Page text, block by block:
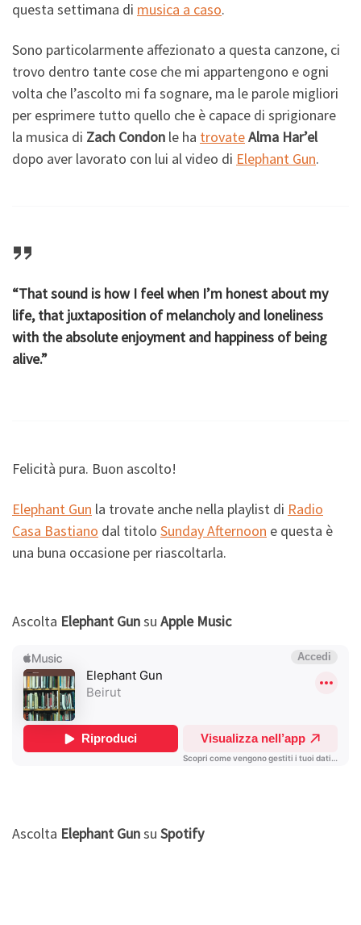
questa settimana di musica a caso.
Sono particolarmente affezionato a questa canzone, ci
trovo dentro tante cose che mi appartengono e ogni
volta che l’ascolto mi fa sognare, ma le parole migliori
per esprimere tutto quello che è capace di sprigionare
la musica di Zach Condon le ha trovateAlma Har’el
dopo aver lavorato con lui al video di Elephant Gun.
“That sound is how I feel when I’m honest about my
life, that juxtaposition of melancholy and loneliness
with the absolute enjoyment and happiness of being
alive.”
Felicità pura. Buon ascolto!
Elephant Gun la trovate anche nella playlist di Radio
Casa Bastiano dal titolo Sunday Afternoon e questa è
una buna occasione per riascoltarla.
Ascolta Elephant Gunsu Apple Music
Ascolta Elephant Gunsu Spotify